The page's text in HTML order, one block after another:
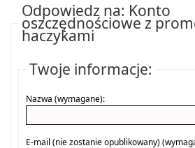
Odpowiedz na: Konto
oszczędnościowe z
haczykami
Twoje informacje:
Nazwa (wymagane):
E-mail (nie zostanie opublikowany)